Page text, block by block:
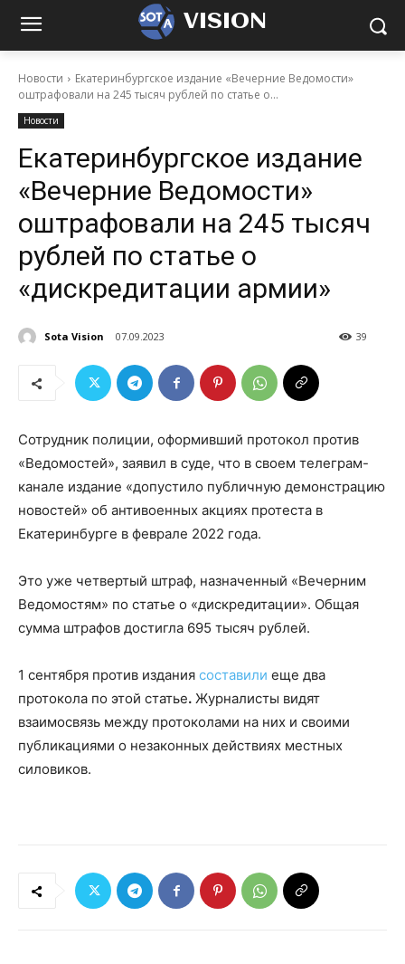
VISION
Новости
Екатеринбургское издание «Вечерние Ведомости»
оштрафовали на 245 тысяч рублей по статье о...
Новости
Екатеринбургское издание
«Вечерние Ведомости»
оштрафовали на 245 тысяч
рублей по статье о
«дискредитации армии»
Sota Vision 07.09.2023 39
Сотрудник полиции, оформивший протокол против
«Ведомостей», заявил в суде, что в своем телеграм-
канале издание «допустило публичную демонстрацию
новостей» об антивоенных акциях протеста в
Екатеринбурге в феврале 2022 года.
Это уже четвертый штраф, назначенный «Вечерним
Ведомостям» по статье о «дискредитации». Общая
сумма штрафов достигла 695 тысяч рублей.
1 сентября против издания составили еще два
протокола по этой статье. Журналисты видят
взаимосвязь между протоколами на них и своими
публикациями о незаконных действиях местных
силовиков.